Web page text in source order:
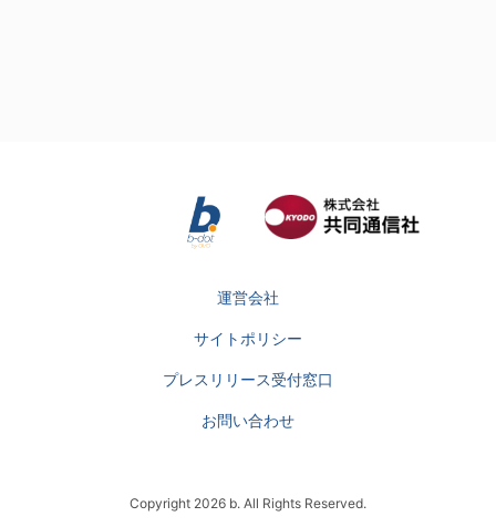
運営会社
サイトポリシー
プレスリリース受付窓口
お問い合わせ
Copyright 2026 b. All Rights Reserved.